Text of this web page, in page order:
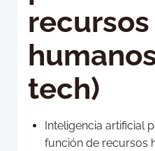
recursos
tech)
Inteligencia artificial
función de recursos